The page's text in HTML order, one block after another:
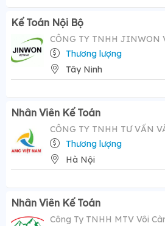
Kế Toán Nội Bộ
CÔNG TY TNHH JINWON
Thương lượng
Tây Ninh
Nhân Viên Kế Toán
Thương lượng
Hà Nội
Nhân Viên Kế Toán
Công Ty TNHH MTV Vôi